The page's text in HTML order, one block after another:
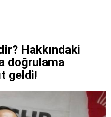
Hakkındaki
doğrulama
geldi!